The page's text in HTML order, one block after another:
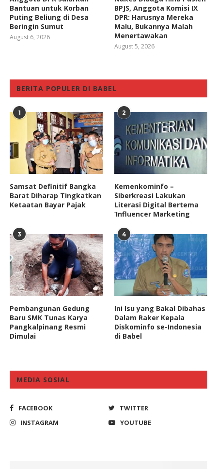
Bantuan untuk Korban
Puting Beliung di Desa
Beringin Sumut
August 6, 2026
BPJS, Anggota Komisi IX
DPR: Harusnya Mereka
Malu, Bukannya Malah
Menertawakan
August 5, 2026
BERITA POPULER DI BABEL
1
Samsat Definitif Bangka
Barat Diharap Tingkatkan
Ketaatan Bayar Pajak
2
Kemenkominfo –
Siberkreasi Lakukan
Literasi Digital Bertema
‘Influencer Marketing
3
Pembangunan Gedung
Baru SMK Tunas Karya
Pangkalpinang Resmi
Dimulai
4
Ini Isu yang Bakal Dibahas
Dalam Raker Kepala
Diskominfo se-Indonesia
di Babel
MEDIA SOSIAL
FACEBOOK
TWITTER
INSTAGRAM
YOUTUBE